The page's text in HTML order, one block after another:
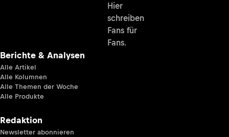
Hier
schreiben
Fans für
Fans.
Berichte & Analysen
Alle Artikel
Alle Kolumnen
Alle Themen der Woche
Alle Produkte
Redaktion
Newsletter abonnieren